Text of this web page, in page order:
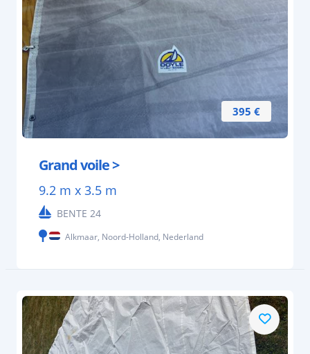
395 €
Grand voile >
9.2 m x 3.5 m
BENTE 24
Alkmaar, Noord-Holland, Nederland